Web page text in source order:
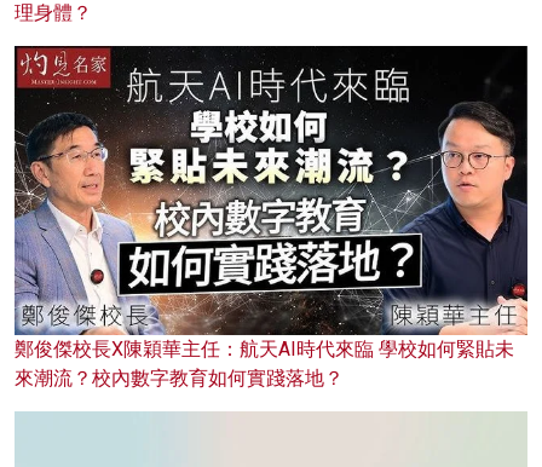
理身體？
鄭俊傑校長X陳穎華主任：航天AI時代來臨 學校如何緊貼未
來潮流？校內數字教育如何實踐落地？